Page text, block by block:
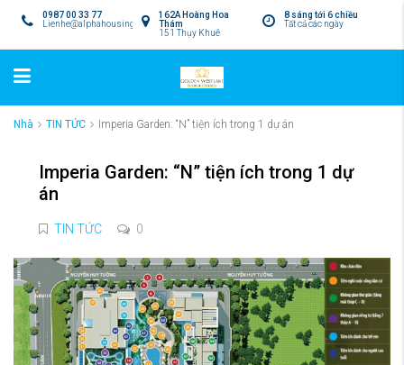
8 sáng tới 6 chiều
Tất cả các ngày
162A Hoàng Hoa
Thám
151 Thụy Khuê
0987 00 33 77
Lienhe@alphahousing.vn
Nhà TIN TỨC Imperia Garden: “N” tiện ích trong 1 dự án
Imperia Garden: “N” tiện ích trong 1 dự
án
TIN TỨC 0